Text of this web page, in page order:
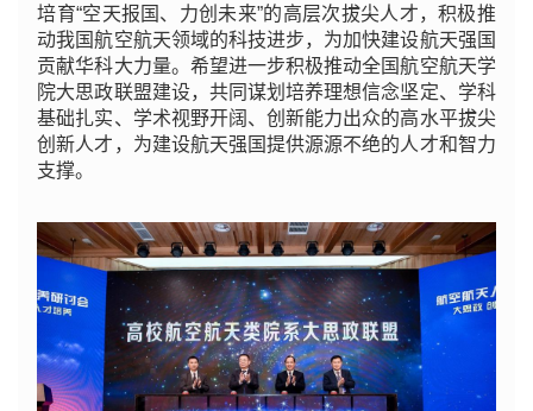
培育“空天报国、力创未来”的高层次拔尖人才，积极推
动我国航空航天领域的科技进步，为加快建设航天强国
贡献华科大力量。希望进一步积极推动全国航空航天学
院大思政联盟建设，共同谋划培养理想信念坚定、学科
基础扎实、学术视野开阔、创新能力出众的高水平拔尖
创新人才，为建设航天强国提供源源不绝的人才和智力
支撑。